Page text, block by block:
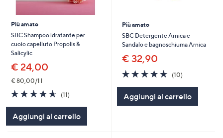
Più amato
SBC Shampoo idratante per
cuoio capelluto Propolis &
Salicylic
€ 24,00
€ 80,00/1 l
4.5
of
5
Stars
(11)
Aggiungi al carrello
Più amato
SBC Detergente Arnica e
Sandalo e bagnoschiuma Arnica
€ 32,90
4.9
of
5
Stars
(10)
Aggiungi al carrello